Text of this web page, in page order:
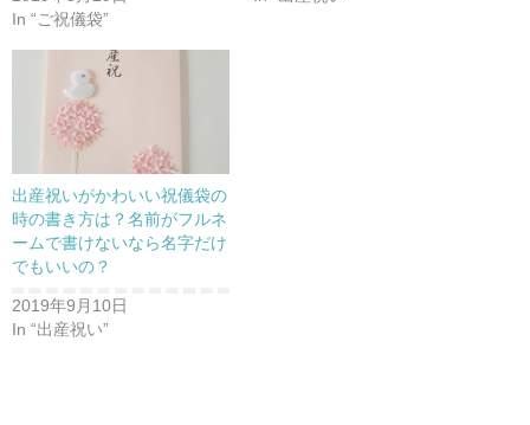
In “ご祝儀袋”
出産祝いがかわいい祝儀袋の
時の書き方は？名前がフルネ
ームで書けないなら名字だけ
でもいいの？
2019年9月10日
In “出産祝い”